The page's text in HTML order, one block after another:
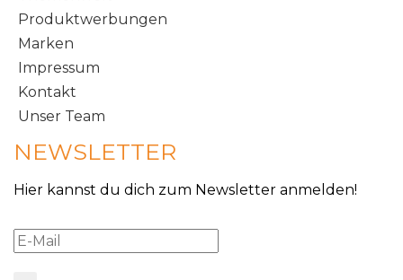
Produktwerbungen
Marken
Impressum
Kontakt
Unser Team
NEWSLETTER
Hier kannst du dich zum Newsletter anmelden!